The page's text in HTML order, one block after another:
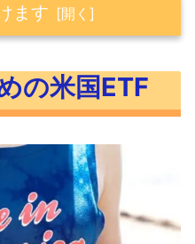
ます
続伸が期待される
レバレッジをかける
ジーETF『TECL』
の米国ETF